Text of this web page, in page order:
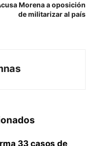
Morena a oposición
de militarizar al país
33 casos de